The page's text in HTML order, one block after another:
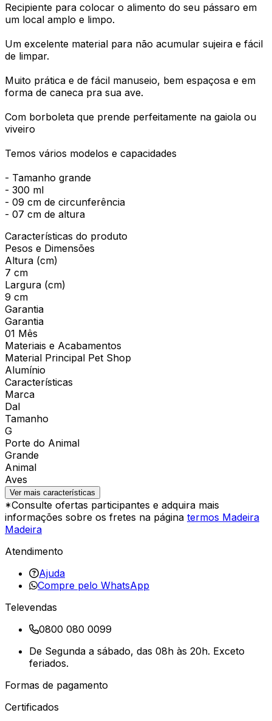
Recipiente para colocar o alimento do seu pássaro em
um local amplo e limpo.
Um excelente material para não acumular sujeira e fácil
de limpar.
Muito prática e de fácil manuseio, bem espaçosa e em
forma de caneca pra sua ave.
Com borboleta que prende perfeitamente na gaiola ou
viveiro
Temos vários modelos e capacidades
- Tamanho grande
- 300 ml
- 09 cm de circunferência
- 07 cm de altura
Características do produto
Pesos e Dimensões
Altura (cm)
7 cm
Largura (cm)
9 cm
Garantia
Garantia
01 Mês
Materiais e Acabamentos
Material Principal Pet Shop
Alumínio
Características
Marca
Dal
Tamanho
G
Porte do Animal
Grande
Animal
Aves
Ver mais características
*Consulte ofertas participantes e adquira mais
informações sobre os fretes na página termos Madeira
Madeira
Atendimento
Ajuda
Compre pelo WhatsApp
Televendas
0800 080 0099
De Segunda a sábado, das 08h às 20h. Exceto
feriados.
Formas de pagamento
Certificados